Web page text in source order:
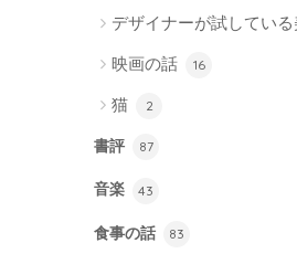
デザイナーが試している
映画の話 16
猫 2
書評 87
音楽 43
食事の話 83